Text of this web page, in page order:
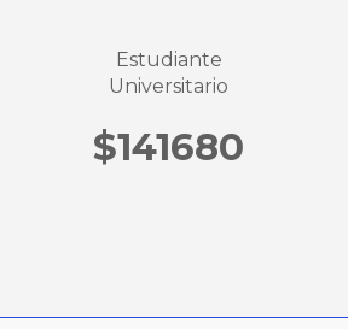
Estudiante
Universitario
$141680